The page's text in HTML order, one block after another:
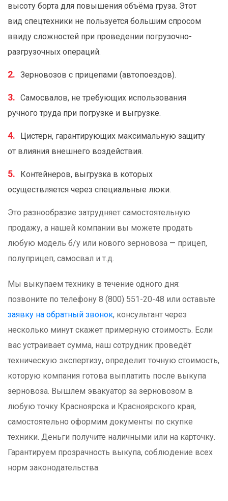
высоту борта для повышения объёма груза. Этот
вид спецтехники не пользуется большим спросом
ввиду сложностей при проведении погрузочно-
разгрузочных операций.
Зерновозов с прицепами (автопоездов).
Самосвалов, не требующих использования
ручного труда при погрузке и выгрузке.
Цистерн, гарантирующих максимальную защиту
от влияния внешнего воздействия.
Контейнеров, выгрузка в которых
осуществляется через специальные люки.
Это разнообразие затрудняет самостоятельную
продажу, а нашей компании вы можете продать
любую модель б/у или нового зерновоза — прицеп,
полуприцеп, самосвал и т.д.
Мы выкупаем технику в течение одного дня:
позвоните по телефону 8 (800) 551-20-48 или оставьте
заявку на обратный звонок, консультант через
несколько минут скажет примерную стоимость. Если
вас устраивает сумма, наш сотрудник проведёт
техническую экспертизу, определит точную стоимость,
которую компания готова выплатить после выкупа
зерновоза. Вышлем эвакуатор за зерновозом в
любую точку Красноярска и Красноярского края,
самостоятельно оформим документы по скупке
техники. Деньги получите наличными или на карточку.
Гарантируем прозрачность выкупа, соблюдение всех
норм законодательства.